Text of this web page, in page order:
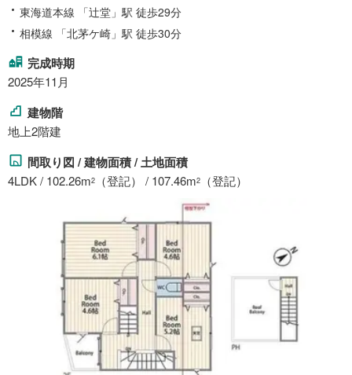
東海道本線 「辻堂」駅 徒歩29分
相模線 「北茅ケ崎」駅 徒歩30分
完成時期
2025年11月
建物階
地上2階建
間取り図 / 建物面積 / 土地面積
4LDK / 102.26m2 （登記） / 107.46m2 （登記）